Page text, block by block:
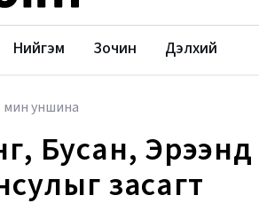
Нийгэм Зочин Дэлхий
мин уншина
Бусан, Эрээнд
засагт